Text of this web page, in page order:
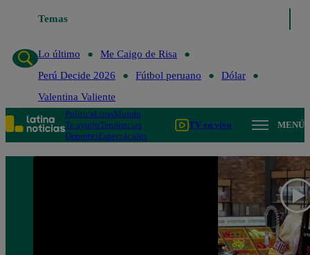
Temas
Lo último
Lo último
Me Caigo de Risa
Perú Decide 2026
Fútbol peruano
Dólar
Valentina Valiente
PolíticaLimaMundo
Te ayudoTendencias
DeportesEspectáculos
TV en vivo MENÚ